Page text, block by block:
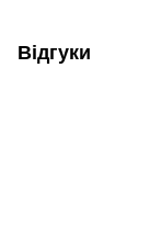
Відгуки